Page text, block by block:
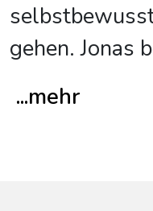
gehen. Jonas
...mehr